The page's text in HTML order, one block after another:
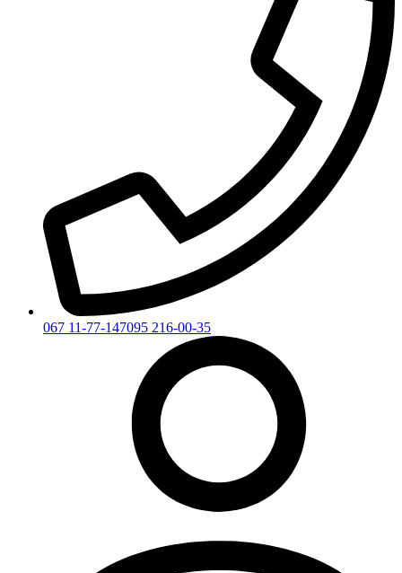
067 11-77-147095 216-00-35